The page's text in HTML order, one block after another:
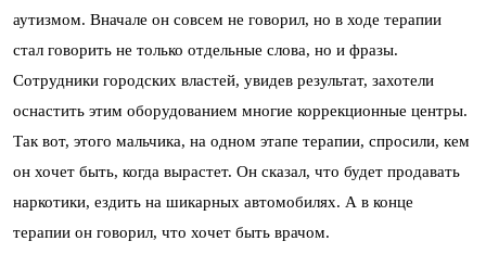
аутизмом. Вначале он совсем не говорил, но в ходе терапии
стал говорить не только отдельные слова, но и фразы.
Сотрудники городских властей, увидев результат, захотели
оснастить этим оборудованием многие коррекционные центры.
Так вот, этого мальчика, на одном этапе терапии, спросили, кем
он хочет быть, когда вырастет. Он сказал, что будет продавать
наркотики, ездить на шикарных автомобилях. А в конце
терапии он говорил, что хочет быть врачом.